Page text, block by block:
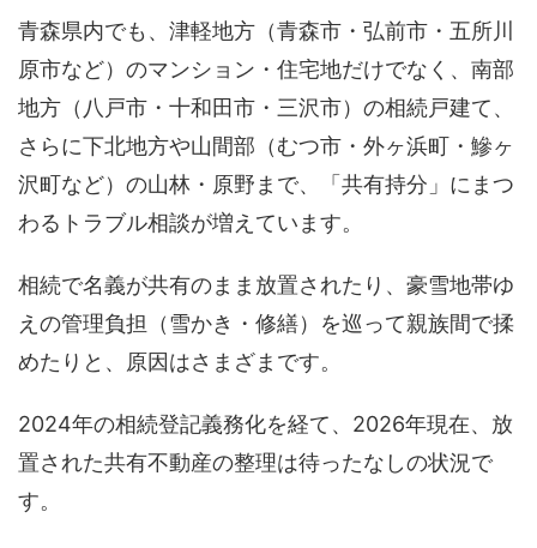
青森県内でも、津軽地方（青森市・弘前市・五所川
原市など）のマンション・住宅地だけでなく、南部
地方（八戸市・十和田市・三沢市）の相続戸建て、
さらに下北地方や山間部（むつ市・外ヶ浜町・鰺ヶ
沢町など）の山林・原野まで、「共有持分」にまつ
わるトラブル相談が増えています。
相続で名義が共有のまま放置されたり、豪雪地帯ゆ
えの管理負担（雪かき・修繕）を巡って親族間で揉
めたりと、原因はさまざまです。
2024年の相続登記義務化を経て、2026年現在、放
置された共有不動産の整理は待ったなしの状況で
す。